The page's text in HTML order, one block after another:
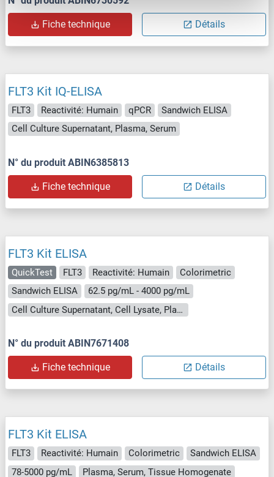
Fiche technique Détails
FLT3 Kit IQ-ELISA
FLT3 Reactivité: Humain qPCR
Sandwich ELISA
Cell Culture Supernatant, Plasma, Serum
N° du produit ABIN6385813
Fiche technique Détails
FLT3 Kit ELISA
QuickTest FLT3 Reactivité: Humain
Colorimetric
Sandwich ELISA
62.5 pg/mL - 4000 pg/mL
Cell Culture Supernatant, Cell Lysate, Plasma, Serum, Tissue Lysate
N° du produit ABIN7671408
Fiche technique Détails
FLT3 Kit ELISA
FLT3 Reactivité: Humain Colorimetric
Sandwich ELISA
78-5000 pg/mL
Plasma, Serum, Tissue Homogenate